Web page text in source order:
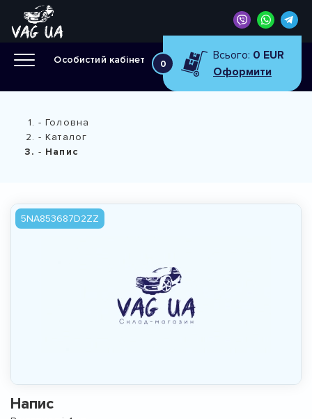
Особистий кабінет 0
Всього: 0 EUR
Оформити
Головна
Каталог
Напис
5NA853687D2ZZ
Напис